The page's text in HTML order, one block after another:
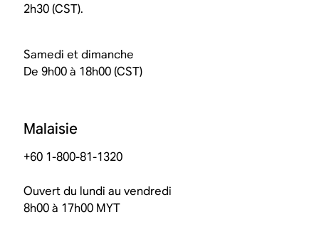
2h30 (CST).
Samedi et dimanche
De 9h00 à 18h00 (CST)
Malaisie
+60 1-800-81-1320
Ouvert du lundi au vendredi
8h00 à 17h00 MYT